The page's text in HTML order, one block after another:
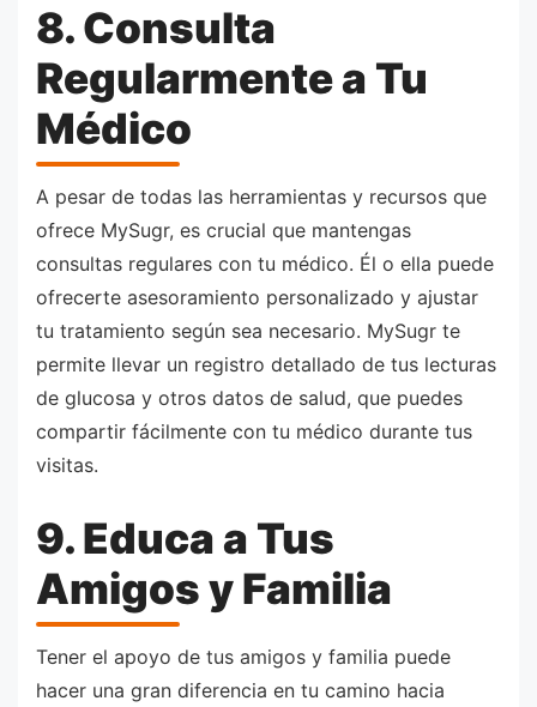
8. Consulta
Regularmente a Tu
Médico
A pesar de todas las herramientas y recursos que
ofrece MySugr, es crucial que mantengas
consultas regulares con tu médico. Él o ella puede
ofrecerte asesoramiento personalizado y ajustar
tu tratamiento según sea necesario. MySugr te
permite llevar un registro detallado de tus lecturas
de glucosa y otros datos de salud, que puedes
compartir fácilmente con tu médico durante tus
visitas.
9. Educa a Tus
Amigos y Familia
Tener el apoyo de tus amigos y familia puede
hacer una gran diferencia en tu camino hacia